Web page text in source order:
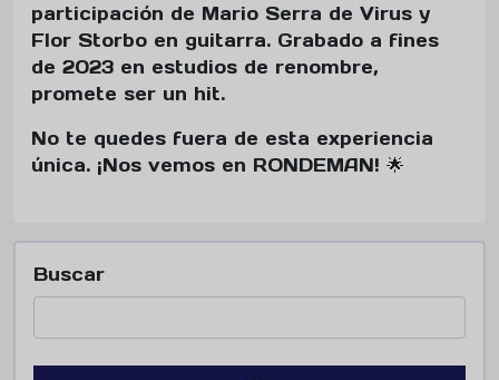
participación de Mario Serra de Virus y
Flor Storbo en guitarra. Grabado a fines
de 2023 en estudios de renombre,
promete ser un hit.
No te quedes fuera de esta experiencia
única. ¡Nos vemos en RONDEMAN! 🌟
Buscar